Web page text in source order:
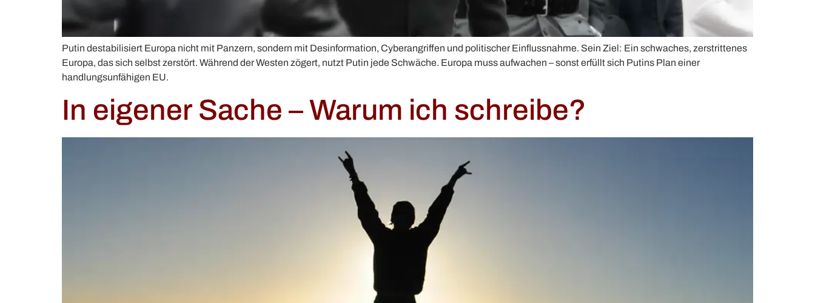
Putin destabilisiert Europa nicht mit Panzern, sondern mit Desinformation, Cyberangriffen und politischer Einflussnahme. Sein Ziel: Ein schwaches, zerstrittenes
Europa, das sich selbst zerstört. Während der Westen zögert, nutzt Putin jede Schwäche. Europa muss aufwachen – sonst erfüllt sich Putins Plan einer
handlungsunfähigen EU.
In eigener Sache – Warum ich schreibe?